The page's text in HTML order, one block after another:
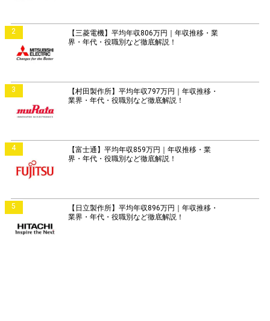
2
【三菱電機】平均年収806万円｜年収推移・業
界・年代・役職別など徹底解説！
3
【村田製作所】平均年収797万円｜年収推移・
業界・年代・役職別など徹底解説！
4
【富士通】平均年収859万円｜年収推移・業
界・年代・役職別など徹底解説！
5
【日立製作所】平均年収896万円｜年収推移・
業界・年代・役職別など徹底解説！